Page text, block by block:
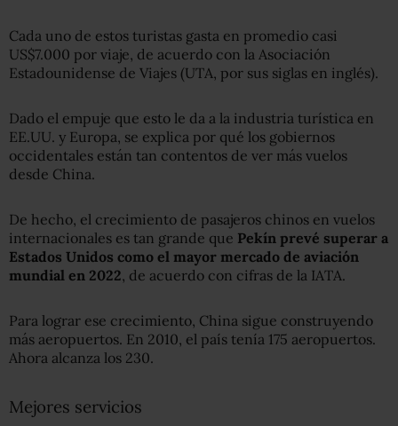
Cada uno de estos turistas gasta en promedio casi
US$7.000 por viaje, de acuerdo con la Asociación
Estadounidense de Viajes (UTA, por sus siglas en inglés).
Dado el empuje que esto le da a la industria turística en
EE.UU. y Europa, se explica por qué los gobiernos
occidentales están tan contentos de ver más vuelos
desde China.
De hecho, el crecimiento de pasajeros chinos en vuelos
internacionales es tan grande que Pekín prevé superar a
Estados Unidos como el mayor mercado de aviación
mundial en 2022 , de acuerdo con cifras de la IATA.
Para lograr ese crecimiento, China sigue construyendo
más aeropuertos. En 2010, el país tenía 175 aeropuertos.
Ahora alcanza los 230.
Mejores servicios